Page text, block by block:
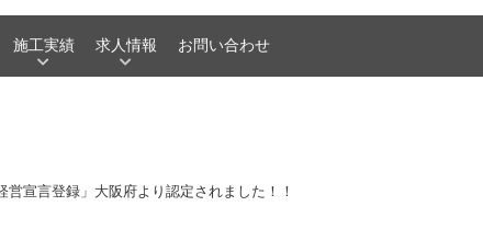
施工実績 求人情報 お問い合わせ
営宣言登録」大阪府より認定されました！！